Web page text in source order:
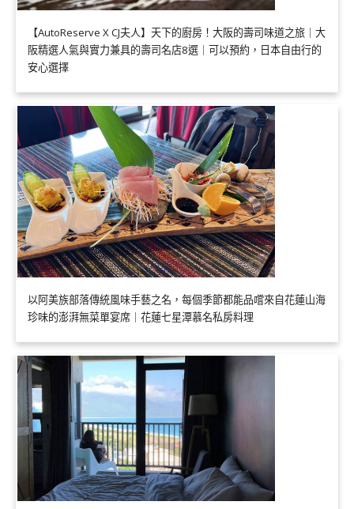
【AutoReserve X CJ夫人】天下的廚房！大阪的壽司味道之旅｜大
阪精選人氣與實力兼具的壽司名店8選｜可以預約，日本自由行的
安心選擇
以阿美族部落傳統風味手藝之名，每個季節都能品嚐來自花蓮山海
珍味的澎湃無菜單宴席｜花蓮七星潭慕名私房料理